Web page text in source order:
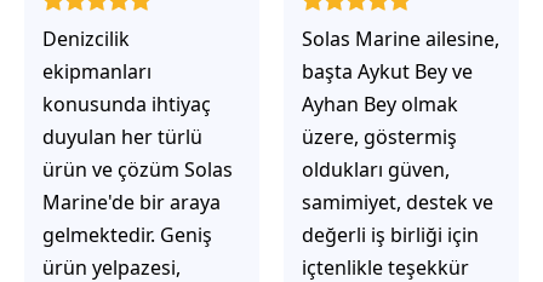
Solas Marine ailesine,
başta Aykut Bey ve
Ayhan Bey olmak
üzere, göstermiş
oldukları güven,
samimiyet, destek ve
değerli iş birliği için
içtenlikle teşekkür
Solas Marine ile
çalıştığınızda,
işlerinin gerçekten
çözüm üretmeye
odaklı olduğunu
hemen fark
ediyorsunuz.
İhtiyaçlarınıza hızlı ve